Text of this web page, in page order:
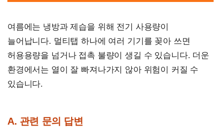
여름에는 냉방과 제습을 위해 전기 사용량이
늘어납니다. 멀티탭 하나에 여러 기기를 꽂아 쓰면
허용용량을 넘거나 접촉 불량이 생길 수 있습니다. 더운
환경에서는 열이 잘 빠져나가지 않아 위험이 커질 수
있습니다.
A. 관련 문의 답변